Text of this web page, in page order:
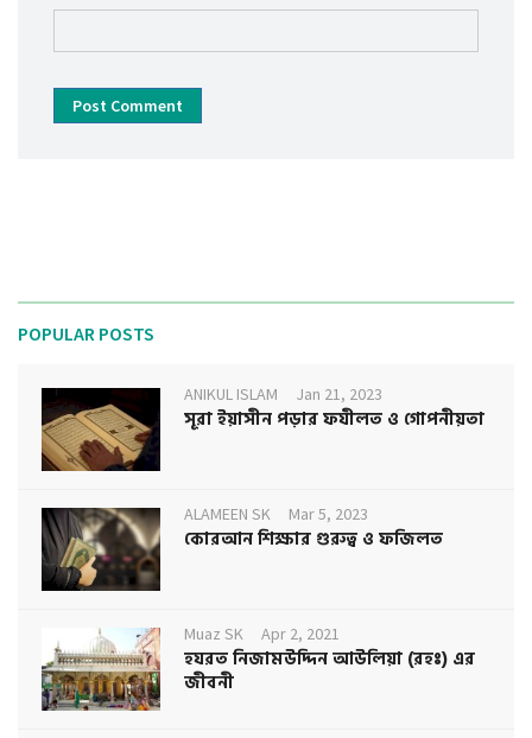
Post Comment
POPULAR POSTS
ANIKUL ISLAM Jan 21, 2023
সূরা ইয়াসীন পড়ার ফযীলত ও গোপনীয়তা
ALAMEEN SK Mar 5, 2023
কোরআন শিক্ষার গুরুত্ব ও ফজিলত
Muaz SK Apr 2, 2021
হযরত নিজামউদ্দিন আউলিয়া (রহঃ) এর
জীবনী